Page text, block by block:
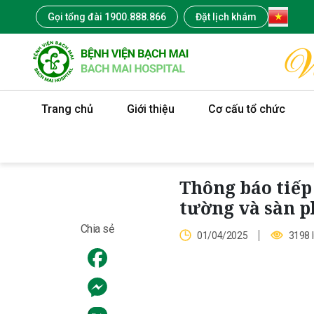
Gọi tổng đài 1900.888.866 Đặt lịch khám
Trang chủ Giới thiệu Cơ cấu tổ chức
Chia sẻ
Thông báo
tường và sàn
01/04/2025 3198